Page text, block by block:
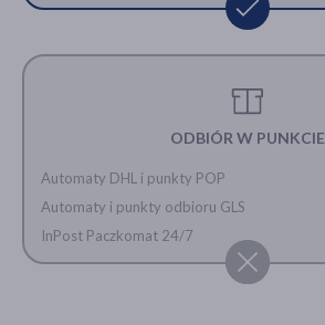
ODBIÓR W PUNKCIE
Automaty DHL i punkty POP
Automaty i punkty odbioru GLS
InPost Paczkomat 24/7